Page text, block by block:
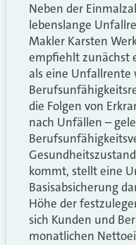
Neben der
lebenslange
Makler Karsten
empfiehlt zunächst
als eine Unfallrente
die Folgen von
nach Unfällen –
kommt, stellt eine
Basisabsicherung
Höhe der
sich Kunden und
monatlichen